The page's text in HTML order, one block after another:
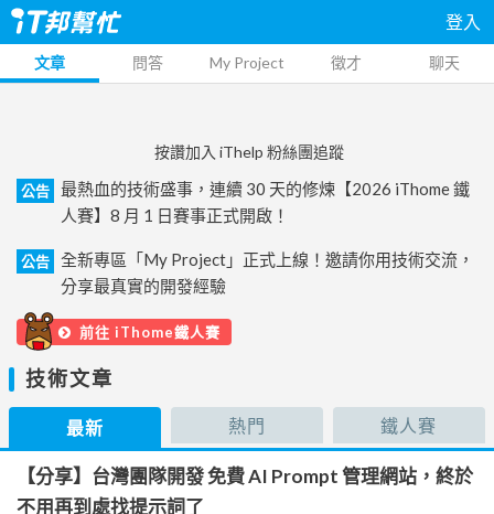
登入
文章 問答 My Project 徵才 聊天
按讚加入 iThelp 粉絲團追蹤
公告
最熱血的技術盛事，連續 30 天的修煉【2026 iThome 鐵
人賽】8 月 1 日賽事正式開啟！
公告
全新專區「My Project」正式上線！邀請你用技術交流，
分享最真實的開發經驗
前往 iThome鐵人賽
技術文章
最新 熱門 鐵人賽
【分享】台灣團隊開發 免費 AI Prompt 管理網站，終於
不用再到處找提示詞了